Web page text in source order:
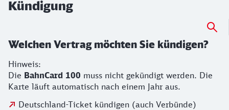
Kündigung
Welchen Vertrag möchten Sie kündigen?
Hinweis:
Die BahnCard 100 muss nicht gekündigt werden. Die
Karte läuft automatisch nach einem Jahr aus.
Deutschland-Ticket kündigen (auch Verbünde)